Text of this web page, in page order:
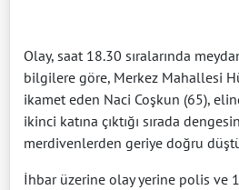
Olay, saat 18.30 sıralarında
bilgilere göre, Merkez Mahallesi
ikamet eden Naci Coşkun (65),
ikinci katına çıktığı sırada
merdivenlerden geriye doğru
İhbar üzerine olay yerine polis ve